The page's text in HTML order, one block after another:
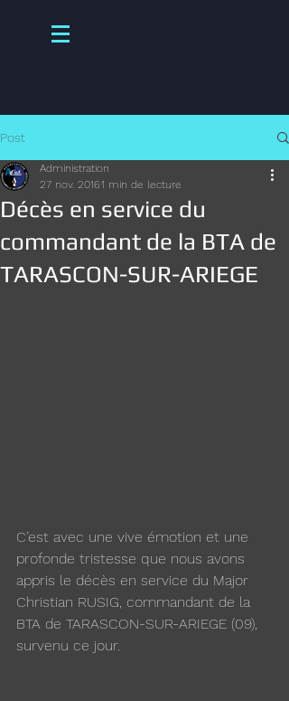
Post
Décès en service du
commandant de la BTA de
TARASCON-SUR-ARIEGE
Administration
27 nov. 20161 min de lecture
C’est avec une vive émotion et une
profonde tristesse que nous avons
appris le décès en service du Major
Christian RUSIG, commandant de la
BTA de TARASCON-SUR-ARIEGE (09),
survenu ce jour.